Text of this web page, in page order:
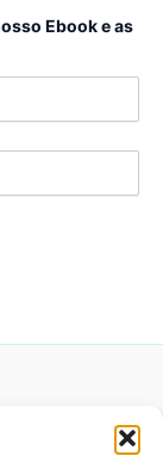
Ebook e as